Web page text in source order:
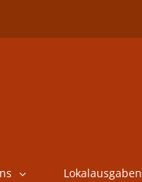
Lokalausgaben